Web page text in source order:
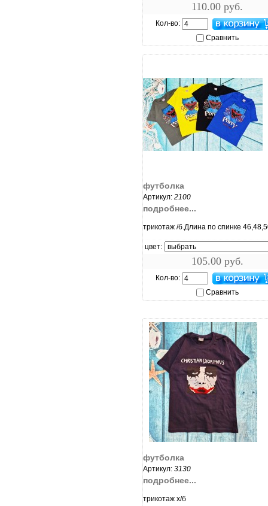
110.00 руб.
Кол-во:
Сравнить
футболка
Артикул: 2100
подробнее...
трикотаж /б.Длина по спинке
цвет:
105.00 руб.
Кол-во:
Сравнить
футболка
Артикул: 3130
подробнее...
трикотаж х/б